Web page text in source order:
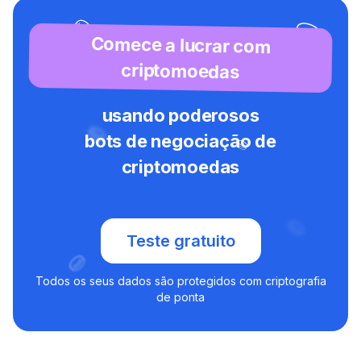
Comece a lucrar com
criptomoedas
usando poderosos
bots de negociação de
criptomoedas
Teste gratuito
Todos os seus dados são protegidos com criptografia
de ponta